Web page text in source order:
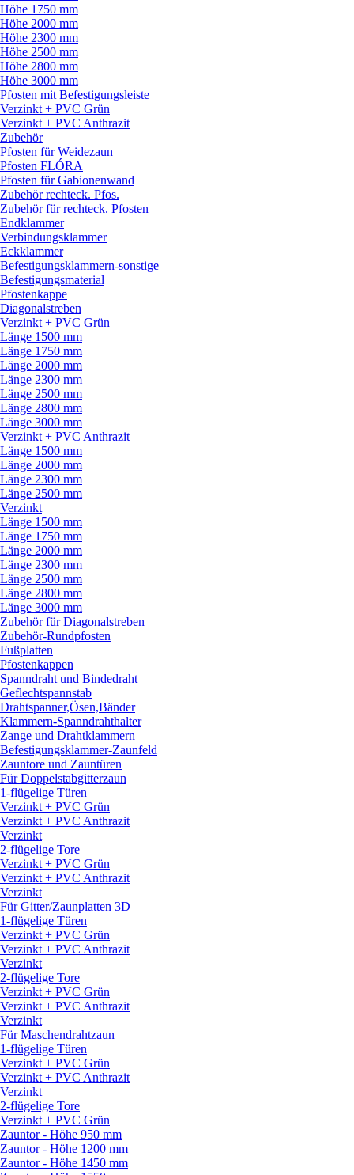
Höhe 1750 mm
Höhe 2000 mm
Höhe 2300 mm
Höhe 2500 mm
Höhe 2800 mm
Höhe 3000 mm
Pfosten mit Befestigungsleiste
Verzinkt + PVC Grün
Verzinkt + PVC Anthrazit
Zubehör
Pfosten für Weidezaun
Pfosten FLÓRA
Pfosten für Gabionenwand
Zubehör rechteck. Pfos.
Zubehör für rechteck. Pfosten
Endklammer
Verbindungsklammer
Eckklammer
Befestigungsklammern-sonstige
Befestigungsmaterial
Pfostenkappe
Diagonalstreben
Verzinkt + PVC Grün
Länge 1500 mm
Länge 1750 mm
Länge 2000 mm
Länge 2300 mm
Länge 2500 mm
Länge 2800 mm
Länge 3000 mm
Verzinkt + PVC Anthrazit
Länge 1500 mm
Länge 2000 mm
Länge 2300 mm
Länge 2500 mm
Verzinkt
Länge 1500 mm
Länge 1750 mm
Länge 2000 mm
Länge 2300 mm
Länge 2500 mm
Länge 2800 mm
Länge 3000 mm
Zubehör für Diagonalstreben
Zubehör-Rundpfosten
Fußplatten
Pfostenkappen
Spanndraht und Bindedraht
Geflechtspannstab
Drahtspanner,Ösen,Bänder
Klammern-Spanndrahthalter
Zange und Drahtklammern
Befestigungsklammer-Zaunfeld
Zauntore und Zauntüren
Für Doppelstabgitterzaun
1-flügelige Türen
Verzinkt + PVC Grün
Verzinkt + PVC Anthrazit
Verzinkt
2-flügelige Tore
Verzinkt + PVC Grün
Verzinkt + PVC Anthrazit
Verzinkt
Für Gitter/Zaunplatten 3D
1-flügelige Türen
Verzinkt + PVC Grün
Verzinkt + PVC Anthrazit
Verzinkt
2-flügelige Tore
Verzinkt + PVC Grün
Verzinkt + PVC Anthrazit
Verzinkt
Für Maschendrahtzaun
1-flügelige Türen
Verzinkt + PVC Grün
Verzinkt + PVC Anthrazit
Verzinkt
2-flügelige Tore
Verzinkt + PVC Grün
Zauntor - Höhe 950 mm
Zauntor - Höhe 1200 mm
Zauntor - Höhe 1450 mm